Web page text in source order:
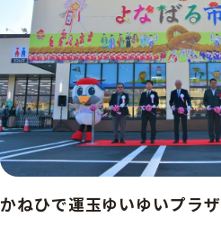
かねひで運玉ゆいゆいプラザ